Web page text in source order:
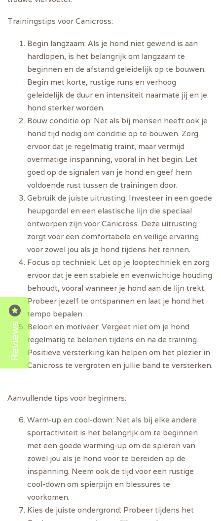
Trainingstips voor Canicross:
Begin langzaam: Als je hond niet gewend is aan
hardlopen, is het belangrijk om langzaam te
beginnen en de afstand geleidelijk op te bouwen.
Begin met korte, rustige runs en verhoog
geleidelijk de duur en intensiteit naarmate jij en je
hond sterker worden.
Bouw conditie op: Net als bij mensen heeft ook je
hond tijd nodig om conditie op te bouwen. Zorg
ervoor dat je regelmatig traint, maar vermijd
overmatige inspanning, vooral in het begin. Let
goed op de signalen van je hond en geef hem
voldoende rust tussen de trainingen door.
Gebruik de juiste uitrusting: Investeer in een goede
heupgordel en een elastische lijn die speciaal
ontworpen zijn voor Canicross. Deze uitrusting
zorgt voor een comfortabele en veilige ervaring
voor zowel jou als je hond tijdens het rennen.
Focus op techniek: Let op je looptechniek en zorg
ervoor dat je een stabiele en evenwichtige houding
behoudt, vooral wanneer je hond aan de lijn trekt.
Probeer jezelf te ontspannen en laat je hond het
tempo bepalen.
Beloon en motiveer: Vergeet niet om je hond
regelmatig te belonen tijdens en na de training.
Positieve versterking kan helpen om het plezier in
Canicross te vergroten en jullie band te versterken.
Aanvullende tips voor beginners:
Warm-up en cool-down: Net als bij elke andere
sportactiviteit is het belangrijk om te beginnen
met een goede warming-up om de spieren van
zowel jou als je hond voor te bereiden op de
inspanning. Neem ook de tijd voor een rustige
cool-down om spierpijn en blessures te
voorkomen.
Kies de juiste ondergrond: Probeer tijdens het
Reviews